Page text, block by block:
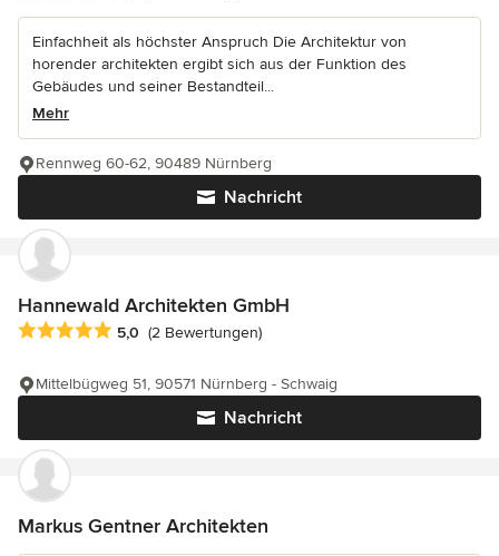
Einfachheit als höchster Anspruch Die Architektur von
horender architekten ergibt sich aus der Funktion des
Gebäudes und seiner Bestandteil...
Mehr
Nachricht
Rennweg 60-62, 90489 Nürnberg
Hannewald Architekten GmbH
Durchschnittliche Bewertung: 5 von 5 Sternen
5,0 (2 Bewertungen)
Nachricht
Mittelbügweg 51, 90571 Nürnberg - Schwaig
Markus Gentner Architekten